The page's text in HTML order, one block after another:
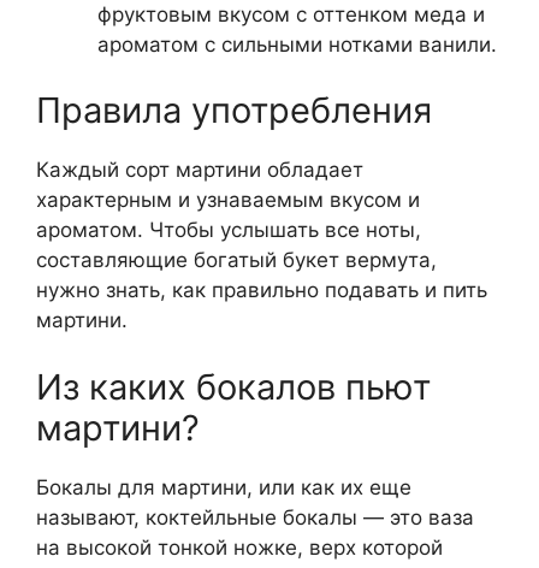
фруктовым вкусом с оттенком меда и
ароматом с сильными нотками ванили.
Правила употребления
Каждый сорт мартини обладает
характерным и узнаваемым вкусом и
ароматом. Чтобы услышать все ноты,
составляющие богатый букет вермута,
нужно знать, как правильно подавать и пить
мартини.
Из каких бокалов пьют
мартини?
Бокалы для мартини, или как их еще
называют, коктейльные бокалы — это ваза
на высокой тонкой ножке, верх которой